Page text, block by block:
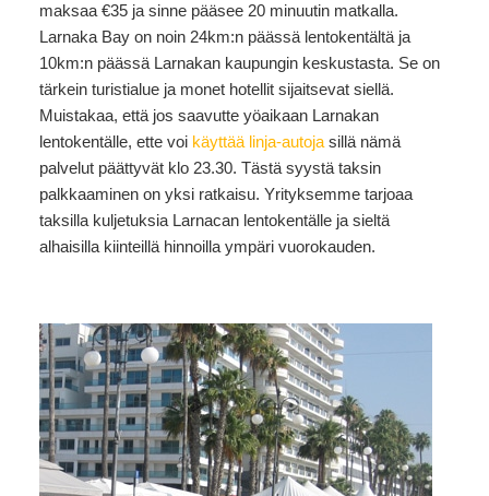
maksaa €35 ja sinne pääsee 20 minuutin matkalla.
Larnaka Bay on noin 24km:n päässä lentokentältä ja
10km:n päässä Larnakan kaupungin keskustasta. Se on
tärkein turistialue ja monet hotellit sijaitsevat siellä.
Muistakaa, että jos saavutte yöaikaan Larnakan
lentokentälle, ette voi käyttää linja-autojasillä nämä
palvelut päättyvät klo 23.30. Tästä syystä taksin
palkkaaminen on yksi ratkaisu. Yrityksemme tarjoaa
taksilla kuljetuksia Larnacan lentokentälle ja sieltä
alhaisilla kiinteillä hinnoilla ympäri vuorokauden.